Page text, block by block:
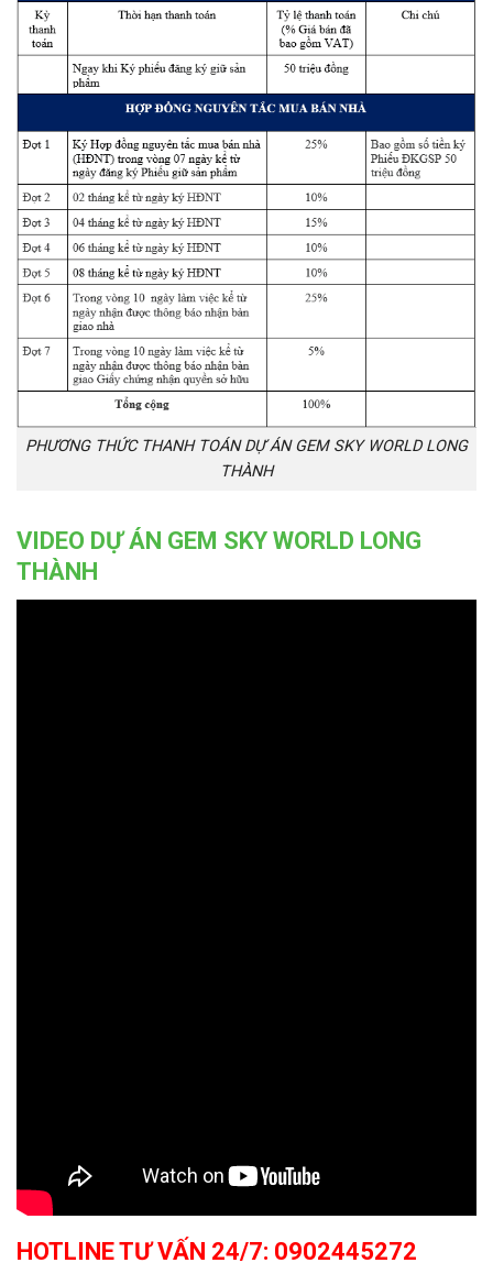
PHƯƠNG THỨC THANH TOÁN DỰ ÁN GEM SKY WORLD LONG
THÀNH
VIDEO DỰ ÁN GEM SKY WORLD LONG
THÀNH
HOTLINE TƯ VẤN 24/7: 0902445272